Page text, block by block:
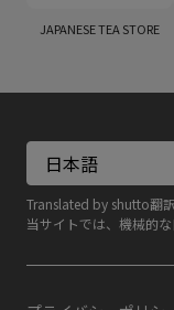
Translated by shutto翻訳
当サイトでは、機械的
JAPANESE TEA STORE